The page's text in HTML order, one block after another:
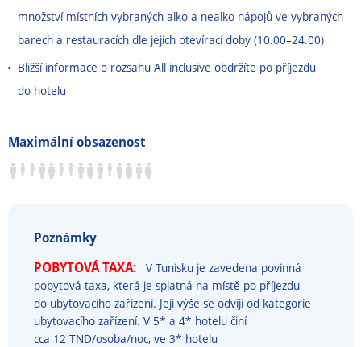
množství místních vybraných alko a nealko nápojů ve vybraných
barech a restauracích dle jejich otevírací doby (10.00–24.00)
Bližší informace o rozsahu All inclusive obdržíte po příjezdu
do hotelu
Maximální obsazenost
Poznámky
POBYTOVÁ TAXA:
V Tunisku je zavedena povinná
pobytová taxa, která je splatná na místě po příjezdu
do ubytovacího zařízení. Její výše se odvíjí od kategorie
ubytovacího zařízení. V 5* a 4* hotelu činí
cca 12 TND/osoba/noc, ve 3* hotelu